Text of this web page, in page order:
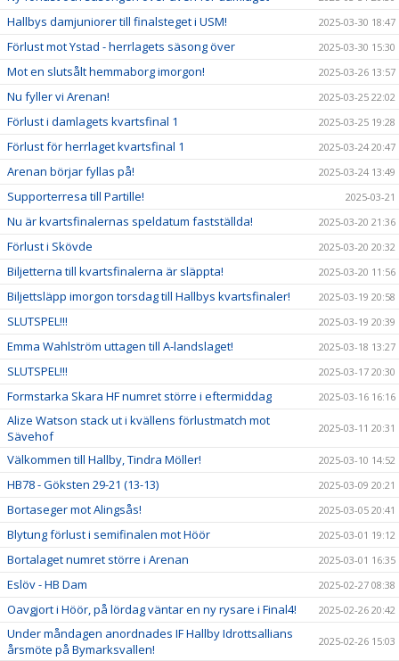
Hallbys damjuniorer till finalsteget i USM! 2025-03-30 18:47
Förlust mot Ystad - herrlagets säsong över 2025-03-30 15:30
Mot en slutsålt hemmaborg imorgon! 2025-03-26 13:57
Nu fyller vi Arenan! 2025-03-25 22:02
Förlust i damlagets kvartsfinal 1 2025-03-25 19:28
Förlust för herrlaget kvartsfinal 1 2025-03-24 20:47
Arenan börjar fyllas på! 2025-03-24 13:49
Supporterresa till Partille! 2025-03-21
Nu är kvartsfinalernas speldatum fastställda! 2025-03-20 21:36
Förlust i Skövde 2025-03-20 20:32
Biljetterna till kvartsfinalerna är släppta! 2025-03-20 11:56
Biljettsläpp imorgon torsdag till Hallbys kvartsfinaler! 2025-03-19 20:58
SLUTSPEL!!! 2025-03-19 20:39
Emma Wahlström uttagen till A-landslaget! 2025-03-18 13:27
SLUTSPEL!!! 2025-03-17 20:30
Formstarka Skara HF numret större i eftermiddag 2025-03-16 16:16
Alize Watson stack ut i kvällens förlustmatch mot
Sävehof
2025-03-11 20:31
Välkommen till Hallby, Tindra Möller! 2025-03-10 14:52
HB78 - Göksten 29-21 (13-13) 2025-03-09 20:21
Bortaseger mot Alingsås! 2025-03-05 20:41
Blytung förlust i semifinalen mot Höör 2025-03-01 19:12
Bortalaget numret större i Arenan 2025-03-01 16:35
Eslöv - HB Dam 2025-02-27 08:38
Oavgjort i Höör, på lördag väntar en ny rysare i Final4! 2025-02-26 20:42
Under måndagen anordnades IF Hallby Idrottsallians
årsmöte på Bymarksvallen!
2025-02-26 15:03